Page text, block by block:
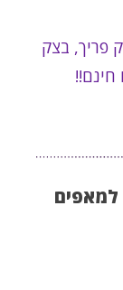
פריך, בצק